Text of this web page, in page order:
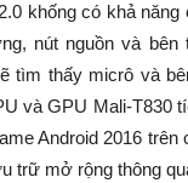
khống có khả
nút nguồn và bên
tìm thấy micrô và
và GPU Mali-T830
Android 2016
trữ mở rộng thông